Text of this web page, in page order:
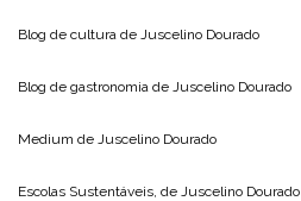
Blog de cultura de Juscelino Dourado
Blog de gastronomia de Juscelino Dourado
Medium de Juscelino Dourado
Escolas Sustentáveis, de Juscelino Dourado